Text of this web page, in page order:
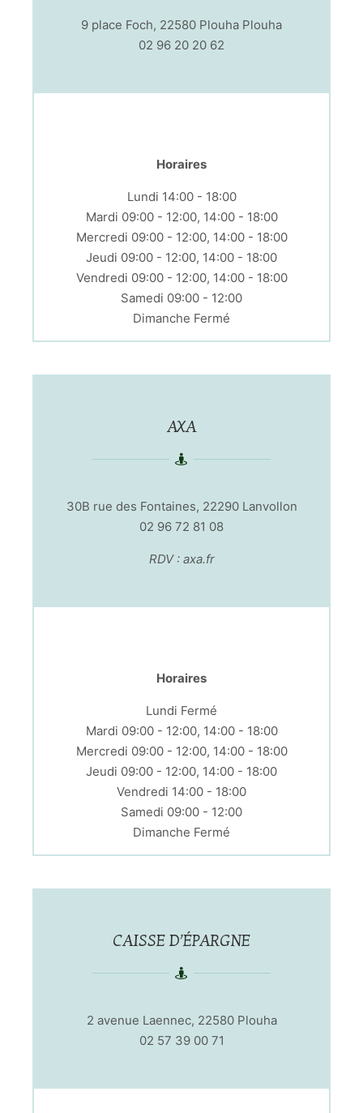
9 place Foch, 22580 Plouha Plouha
02 96 20 20 62
Horaires
Lundi 14:00 - 18:00
Mardi 09:00 - 12:00, 14:00 - 18:00
Mercredi 09:00 - 12:00, 14:00 - 18:00
Jeudi 09:00 - 12:00, 14:00 - 18:00
Vendredi 09:00 - 12:00, 14:00 - 18:00
Samedi 09:00 - 12:00
Dimanche Fermé
AXA
30B rue des Fontaines, 22290 Lanvollon
02 96 72 81 08
RDV : axa.fr
Horaires
Lundi Fermé
Mardi 09:00 - 12:00, 14:00 - 18:00
Mercredi 09:00 - 12:00, 14:00 - 18:00
Jeudi 09:00 - 12:00, 14:00 - 18:00
Vendredi 14:00 - 18:00
Samedi 09:00 - 12:00
Dimanche Fermé
CAISSE D’ÉPARGNE
2 avenue Laennec, 22580 Plouha
02 57 39 00 71